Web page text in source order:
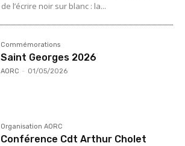
l’écrire noir sur blanc : la...
Commémorations
Saint Georges 2026
AORC - 01/05/2026
Organisation AORC
Conférence Cdt Arthur Cholet